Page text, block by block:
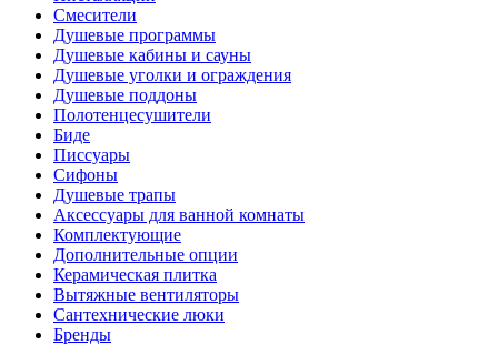
Смесители
Душевые программы
Душевые кабины и сауны
Душевые уголки и ограждения
Душевые поддоны
Полотенцесушители
Биде
Писсуары
Сифоны
Душевые трапы
Аксессуары для ванной комнаты
Комплектующие
Дополнительные опции
Керамическая плитка
Вытяжные вентиляторы
Сантехнические люки
Бренды